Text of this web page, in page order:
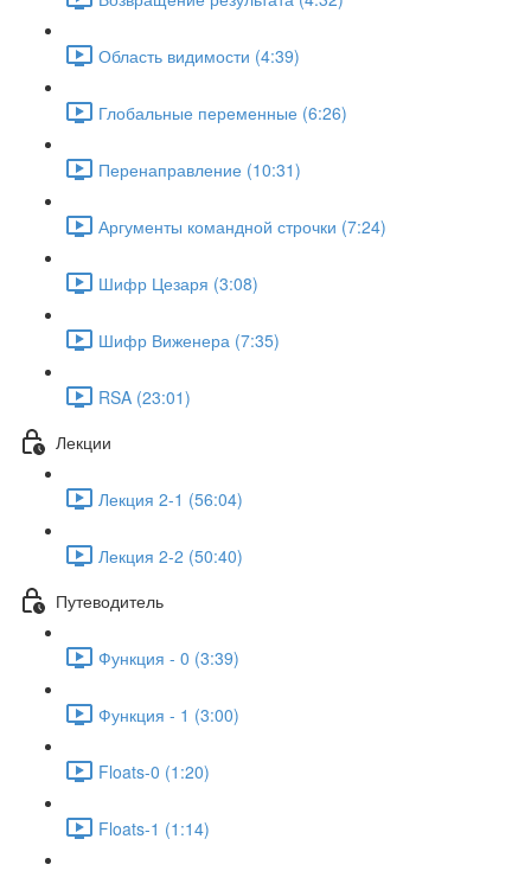
Область видимости (4:39)
Глобальные переменные (6:26)
Перенаправление (10:31)
Аргументы командной строчки (7:24)
Шифр Цезаря (3:08)
Шифр Виженера (7:35)
RSA (23:01)
Лекции
Лекция 2-1 (56:04)
Лекция 2-2 (50:40)
Путеводитель
Функция - 0 (3:39)
Функция - 1 (3:00)
Floats-0 (1:20)
Floats-1 (1:14)